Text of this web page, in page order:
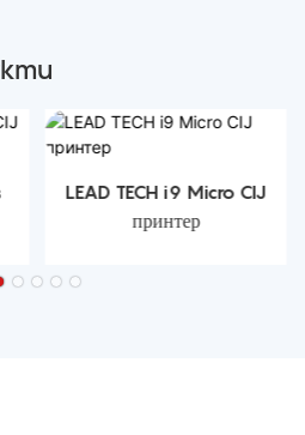
LEAD TECH i9 Micro CIJ
принтер